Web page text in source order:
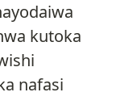
kutoka
nafasi